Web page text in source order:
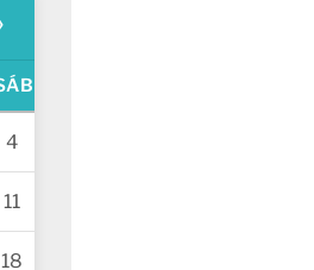
4
11
18